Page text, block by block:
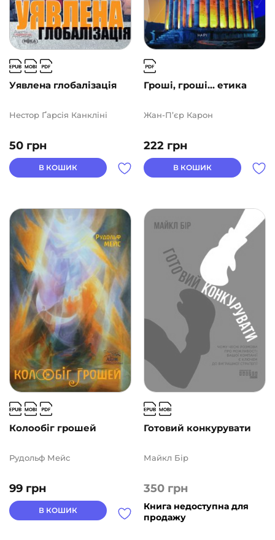
Уявлена глобалізація
50 грн
Нестор Ґарсія Канкліні
В КОШИК
Гроші, гроші… етика
222 грн
Жан-П’єр Карон
В КОШИК
Колообіг грошей
99 грн
Рудольф Мейс
В КОШИК
Готовий конкурувати
350 грн
Майкл Бір
Книга недоступна для
продажу